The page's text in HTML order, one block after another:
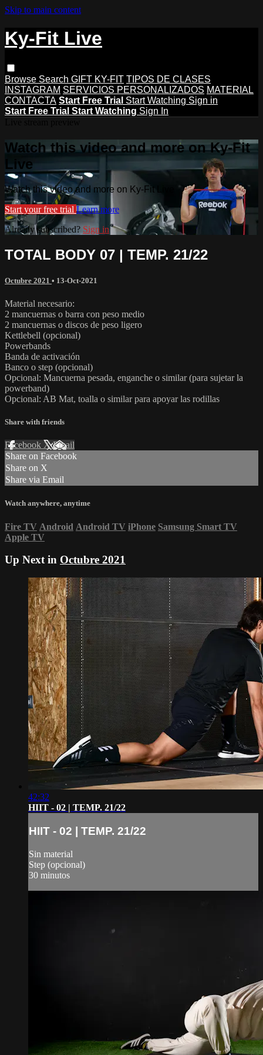
Skip to main content
Ky-Fit Live
Browse Search GIFT KY-FIT TIPOS DE CLASES
INSTAGRAM SERVICIOS PERSONALIZADOS MATERIAL
CONTACTA Start Free Trial Start Watching Sign in
Start Free Trial Start Watching Sign In
Watch this video and more on Ky-Fit
Live
Watch this video and more on Ky-Fit Live
Start your free trial Learn more
Already subscribed? Sign in
TOTAL BODY 07 | TEMP. 21/22
Octubre 2021 • 13-Oct-2021
Material necesario:
2 mancuernas o barra con peso medio
2 mancuernas o discos de peso ligero
Kettlebell (opcional)
Powerbands
Banda de activación
Banco o step (opcional)
Opcional: Mancuerna pesada, enganche o similar (para sujetar la
powerband)
Opcional: AB Mat, toalla o similar para apoyar las rodillas
Share with friends
Facebook XEmail
Share on Facebook
Share on X
Share via Email
Watch anywhere, anytime
Fire TV Android Android TV iPhone Samsung Smart TV
Apple TV
Up Next in Octubre 2021
42:32
HIIT - 02 | TEMP. 21/22
HIIT - 02 | TEMP. 21/22
Sin material
Step (opcional)
30 minutos